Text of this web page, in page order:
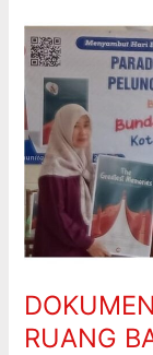
RUANG
DOKUMENTASI
HARBUKNAS
DI
RUANG
BACA
KOMUNITAS